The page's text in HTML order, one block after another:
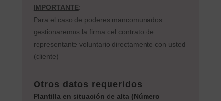
IMPORTANTE:
Para el caso de poderes mancomunados
gestionaremos la firma del contrato de
representante voluntario directamente con usted
(cliente)
Otros datos requeridos
Plantilla en situación de alta (Número